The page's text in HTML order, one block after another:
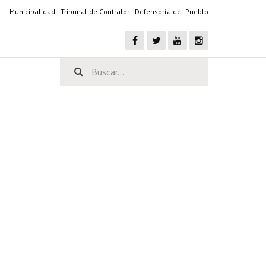
Municipalidad | Tribunal de Contralor | Defensoría del Pueblo